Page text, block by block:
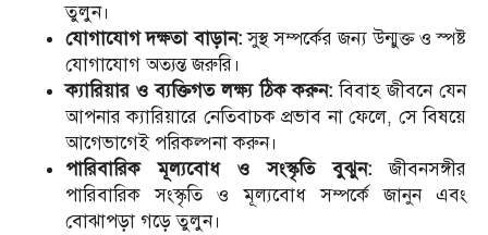
তুলুন।
যোগাযোগ দক্ষতা বাড়ান:সুস্থ সম্পর্কের জন্য উন্মুক্ত ও স্পষ্ট
যোগাযোগ অত্যন্ত জরুরি।
ক্যারিয়ার ও ব্যক্তিগত লক্ষ্য ঠিক করুন: বিবাহ জীবনে যেন
আপনার ক্যারিয়ারে নেতিবাচক প্রভাব না ফেলে, সে বিষয়ে
আগেভাগেই পরিকল্পনা করুন।
পারিবারিক মূল্যবোধ ও সংস্কৃতি বুঝুন: জীবনসঙ্গীর
পারিবারিক সংস্কৃতি ও মূল্যবোধ সম্পর্কে জানুন এবং
বোঝাপড়া গড়ে তুলুন।